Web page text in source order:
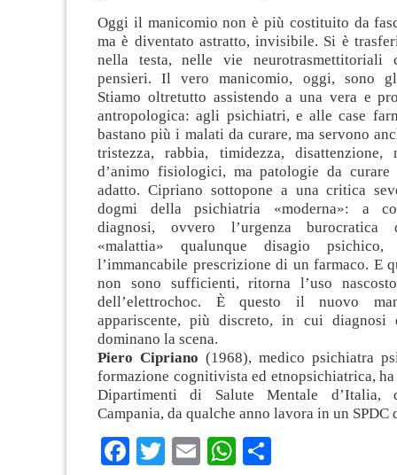
Oggi il manicomio non è più costituito da
ma è diventato astratto, invisibile. Si è
nella testa, nelle vie neurotrasmettitoriali
pensieri. Il vero manicomio, oggi, sono
Stiamo oltretutto assistendo a una vera e
antropologica: agli psichiatri, e alle case
bastano più i malati da curare, ma servono
tristezza, rabbia, timidezza,
d’animo fisiologici, ma patologie da
adatto. Cipriano sottopone a una critica
dogmi della psichiatria «moderna»: a
diagnosi, ovvero l’urgenza burocratica
«malattia» qualunque disagio
l’immancabile prescrizione di un farmaco. E
non sono sufficienti, ritorna l’uso
dell’elettrochoc. È questo il nuovo
appariscente, più discreto, in cui diagnosi
dominano la scena.
Piero Cipriano (1968), medico psichiatra
formazione cognitivista ed etnopsichiatrica,
Dipartimenti di Salute Mentale
Campania, da qualche anno lavora in un SPDC
Facebook
Twitter
EmailWhatsApp